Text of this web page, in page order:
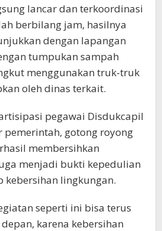
lancar dan terkoordinasi
berbilang jam, hasilnya
dengan lapangan
tumpukan sampah
menggunakan truk-truk
oleh dinas terkait.
pegawai Disdukcapil
pemerintah, gotong royong
membersihkan
menjadi bukti kepedulian
kebersihan lingkungan.
seperti ini bisa terus
karena kebersihan